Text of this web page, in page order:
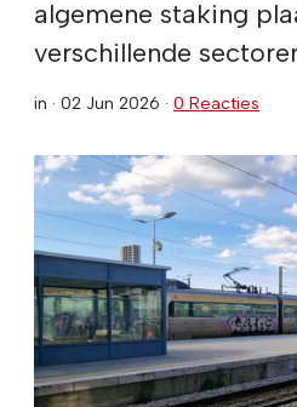
algemene staking
verschillende
in · 02 Jun 2026 · 0 Reacties